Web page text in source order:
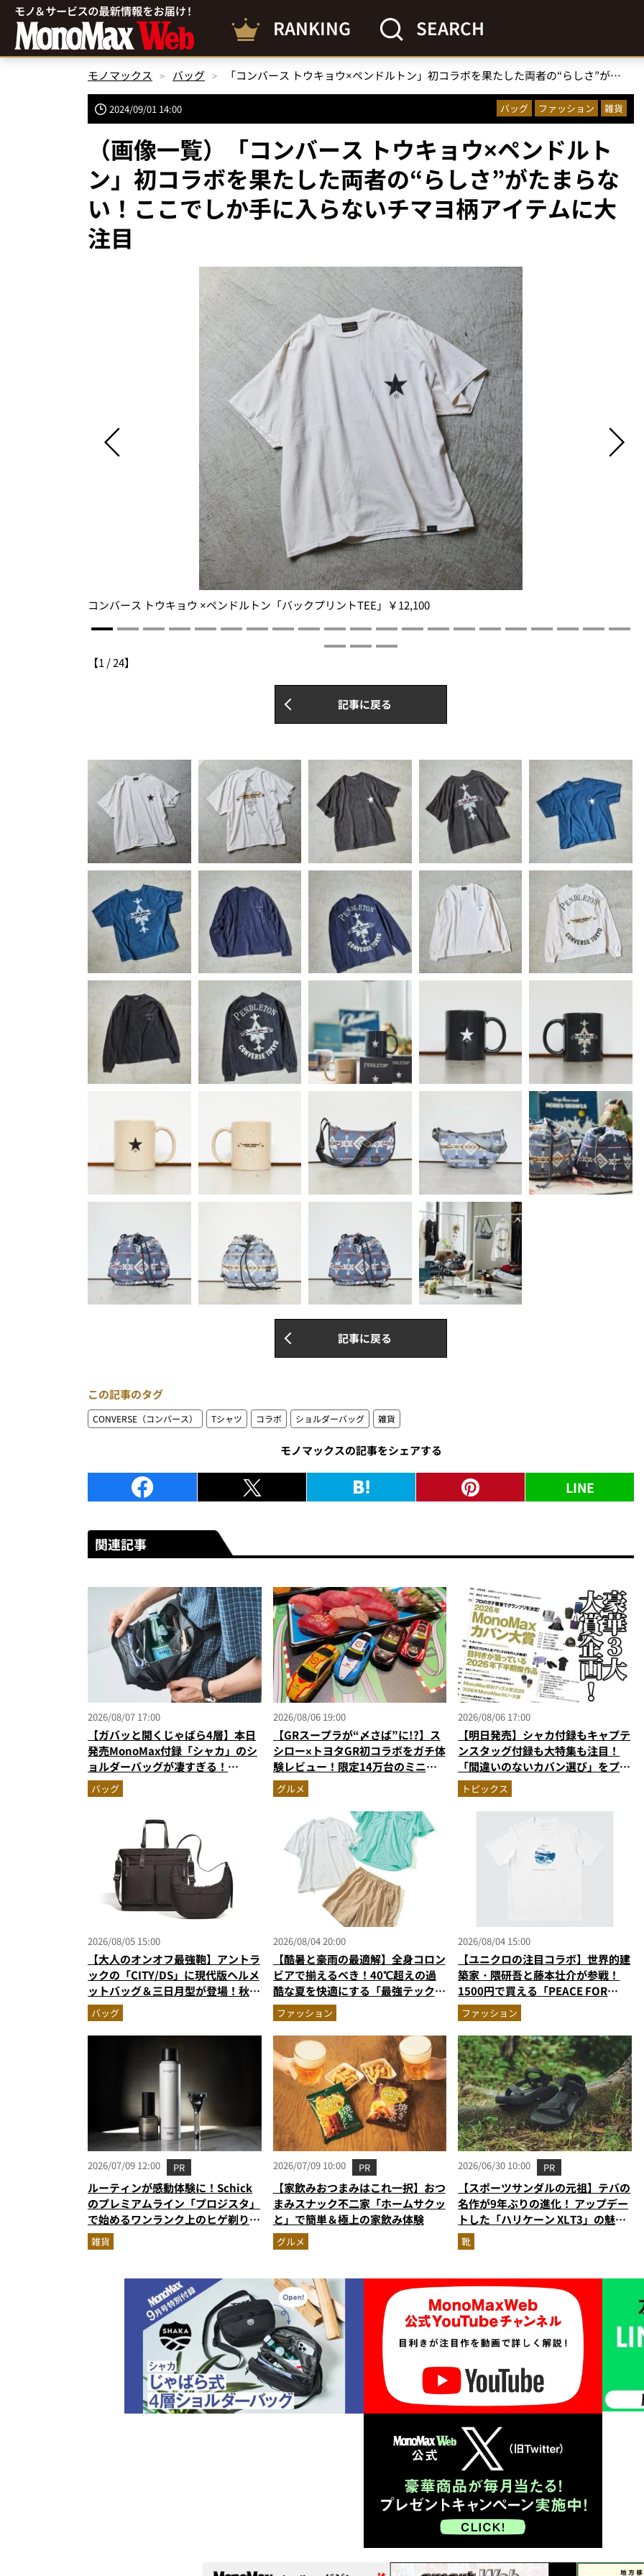
RANKING SEARCH
モノマックス バッグ 「コンバース トウキョウ×ペンドルトン」初コラボを果たした両者の“らしさ”がたまらない！ここでしか手に入らないチマヨ柄アイテムに大注目
2024/09/01 14:00 バッグ ファッション 雑貨
（画像一覧）「コンバース トウキョウ×ペンドルト
ン」初コラボを果たした両者の“らしさ”がたまらな
い！ここでしか手に入らないチマヨ柄アイテムに大
注目
コンバース トウキョウ ×ペンドルトン「バックプリントTEE」￥12,100
【1 /24】
記事に戻る
記事に戻る
この記事のタグ
CONVERSE（コンバース） Tシャツ コラボ ショルダーバッグ 雑貨
モノマックスの記事をシェアする
LINE
関連記事
2026/08/07 17:00
【ガバッと開くじゃばら4層】本日
発売MonoMax付録「シャカ」のシ
ョルダーバッグが凄すぎる！
500mLペット収納＆背面メッシュ
でベタつかない
バッグ
2026/08/06 19:00
【GRスープラが“〆さば”に!?】ス
シロー×トヨタGR初コラボをガチ体
験レビュー！限定14万台のミニカ
ー＆体験型演出に大人も子供も大興
奮間違いなし
グルメ
2026/08/06 17:00
【明日発売】シャカ付録もキャプテ
ンスタッグ付録も大特集も注目！
「間違いのないカバン選び」をプロ
がジャッジ・MonoMax9月号の目
次を公開
トピックス
2026/08/05 15:00
【大人のオンオフ最強鞄】アントラ
ックの「CITY/DS」に現代版ヘルメ
ットバッグ＆三日月型が登場！秋服
に絶対合う新色モールブラウンが傑
作
バッグ
2026/08/04 20:00
【酷暑と豪雨の最適解】全身コロン
ビアで揃えるべき！40℃超えの過
酷な夏を快適にする「最強テックウ
エア」セットアップ
ファッション
2026/08/04 15:00
【ユニクロの注目コラボ】世界的建
築家・隈研吾と藤本壮介が参戦！
1500円で買える「PEACE FOR
ALL」最新作
ファッション
2026/07/09 12:00 PR
ルーティンが感動体験に！Schick
のプレミアムライン「プロジスタ」
で始めるワンランク上のヒゲ剃り習
慣
雑貨
2026/07/09 10:00 PR
【家飲みおつまみはこれ一択】おつ
まみスナック不二家「ホームサクッ
と」で簡単＆極上の家飲み体験
グルメ
2026/06/30 10:00 PR
【スポーツサンダルの元祖】テバの
名作が9年ぶりの進化！ アップデー
トした「ハリケーン XLT3」の魅力
を識者があらゆる角度から徹底解
説！
靴